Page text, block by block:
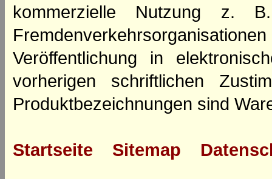
kommerzielle Nutzung z.
Veröffentlichung in
vorherigen schriftlichen
Produktbezeichnungen sind
Startseite Sitemap